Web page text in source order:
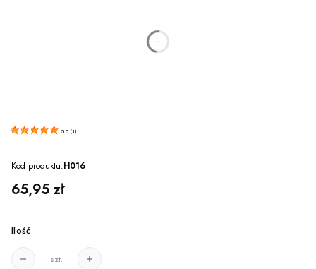
godzin
5.0 (1 )
Kod produktu:H016
Cena
65,95 zł
Ilość
szt.